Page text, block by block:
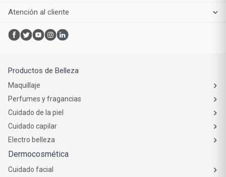
Atención al cliente
Productos de Belleza
Maquillaje
Perfumes y fragancias
Cuidado de la piel
Cuidado capilar
Electro belleza
Dermocosmética
Cuidado facial